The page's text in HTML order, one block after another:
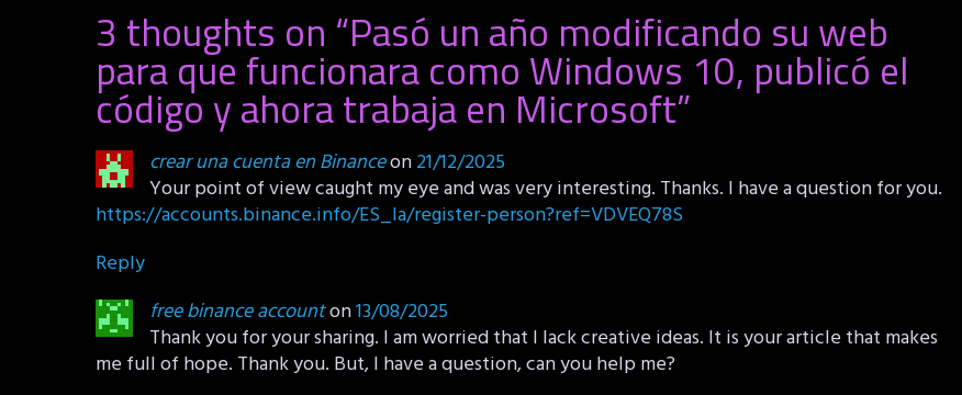
3 thoughts on “Pasó un año modificando su web
para que funcionara como Windows 10, publicó el
código y ahora trabaja en Microsoft”
crear una cuenta en Binanceon21/12/2025
Your point of view caught my eye and was very interesting. Thanks. I have a question for you.
https://accounts.binance.info/ES_la/register-person?ref=VDVEQ78S
Reply
free binance accounton13/08/2025
Thank you for your sharing. I am worried that I lack creative ideas. It is your article that makes
me full of hope. Thank you. But, I have a question, can you help me?